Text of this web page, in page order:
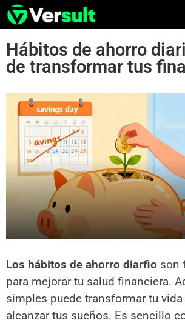
Hábitos de ahorro
de transformar tus
Los hábitos de ahorro diarfio son
para mejorar tu salud financiera.
simples puede transformar tu vida
alcanzar tus sueños. Es sencillo